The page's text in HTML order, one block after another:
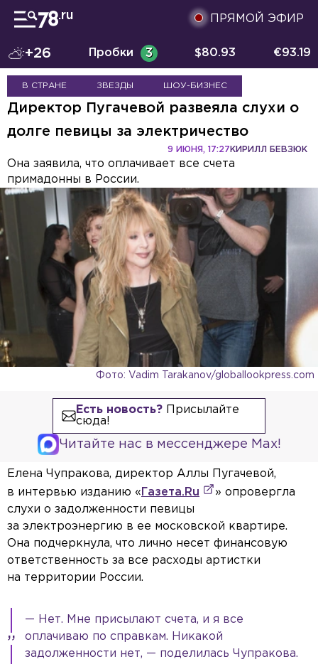
ПРЯМОЙ ЭФИР
+26 Пробки 3 $80.93 €93.19
В СТРАНЕ ЗВЕЗДЫ ШОУ-БИЗНЕС
Директор Пугачевой развеяла слухи о
долге певицы за электричество
КИРИЛЛ БЕВЗЮК
9 ИЮНЯ, 17:27
Она заявила, что оплачивает все счета
примадонны в России.
Фото: Vadim Tarakanov/globallookpress.com
Есть новость?Присылайте
сюда!
Читайте нас в мессенджере Max!
Елена Чупракова, директор Аллы Пугачевой,
в интервью изданию « Газета.Ru
» опровергла
слухи о задолженности певицы
за электроэнергию в ее московской квартире.
Она подчеркнула, что лично несет финансовую
ответственность за все расходы артистки
на территории России.
— Нет. Мне присылают счета, и я все
оплачиваю по справкам. Никакой
задолженности нет, — поделилась Чупракова.